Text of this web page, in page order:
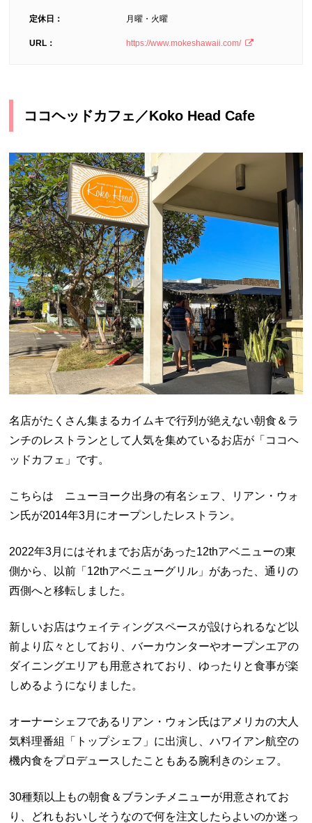
定休日： 月曜・火曜
URL： https://www.mokeshawaii.com/
ココヘッドカフェ／Koko Head Cafe
名店がたくさん集まるカイムキで行列が絶えない朝食＆ラ
ンチのレストランとして人気を集めているお店が「ココヘ
ッドカフェ」です。
こちらは ニューヨーク出身の有名シェフ、リアン・ウォ
ン氏が2014年3月にオープンしたレストラン。
2022年3月にはそれまでお店があった12thアベニューの東
側から、以前「12thアベニューグリル」があった、通りの
西側へと移転しました。
新しいお店はウェイティングスペースが設けられるなど以
前より広々としており、バーカウンターやオープンエアの
ダイニングエリアも用意されており、ゆったりと食事が楽
しめるようになりました。
オーナーシェフであるリアン・ウォン氏はアメリカの大人
気料理番組「トップシェフ」に出演し、ハワイアン航空の
機内食をプロデュースしたこともある腕利きのシェフ。
30種類以上もの朝食＆ブランチメニューが用意されてお
り、どれもおいしそうなので何を注文したらよいのか迷っ